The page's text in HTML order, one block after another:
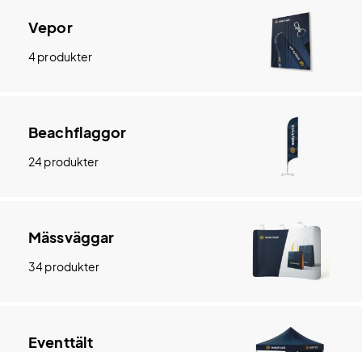
Vepor
4 produkter
Beachflaggor
24 produkter
Mässväggar
34 produkter
Eventtält